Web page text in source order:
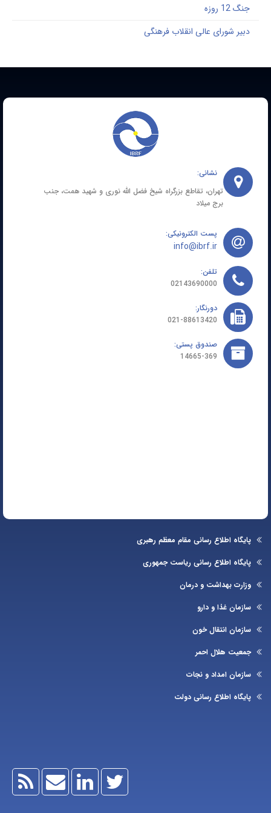
شورای عالی انقلاب فرهنگی
نشانی:
تهران، تقاطع بزرگراه شیخ فضل الله نوری و شهید همت، جنب
برج میلاد
پست الکترونیکی:
info@ibrf.ir
تلفن:
02143690000
دورنگار:
021-88613420
صندوق پستی:
14665-369
اطلاع رسانی مقام معظم رهبری
اطلاع رسانی ریاست جمهوری
بهداشت و درمان
غذا و دارو
انتقال خون
هلال احمر
امداد و نجات
اطلاع رسانی دولت